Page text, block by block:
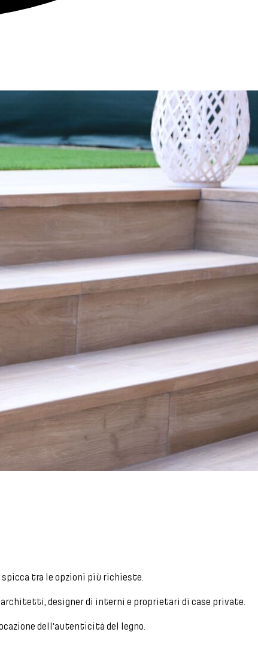
tra le opzioni più richieste.
designer di interni e proprietari di case private.
dell'autenticità del legno.